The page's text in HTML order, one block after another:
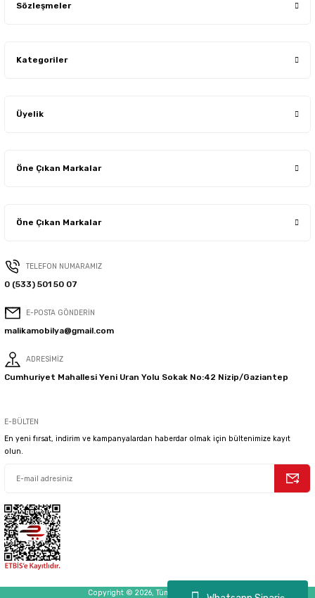
Sözleşmeler
Kategoriler
Üyelik
Öne Çıkan Markalar
Öne Çıkan Markalar
TELEFON NUMARAMIZ
0 (533) 501 50 07
E-POSTA GÖNDERİN
malikamobilya@gmail.com
ADRESİMİZ
Cumhuriyet Mahallesi Yeni Uran Yolu Sokak No:42 Nizip/Gaziantep
E-BÜLTEN
En yeni fırsat, indirim ve kampanyalardan haberdar olmak için bültenimize kayıt
olun.
Copyright © 2026, Tüm Hakları Saklıdır.